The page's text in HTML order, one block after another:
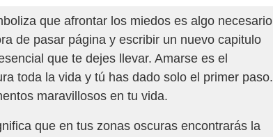
que afrontar los miedos es algo necesario
de pasar página y escribir un nuevo capitulo
que te dejes llevar. Amarse es el
toda la vida y tú has dado solo el primer paso.
maravillosos en tu vida.
que en tus zonas oscuras encontrarás la